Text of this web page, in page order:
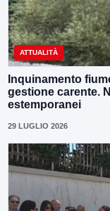
ATTUALITÀ
Inquinamento
gestione carente.
estemporanei
29 LUGLIO 2026